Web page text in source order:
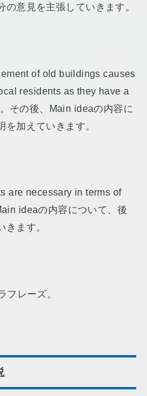
の意見を主張していきます。
of old buildings causes
residents as they have a
その後、Main ideaの内容に
加えていきます。
are necessary in terms of
ideaの内容について、後
ます。
レーズ。